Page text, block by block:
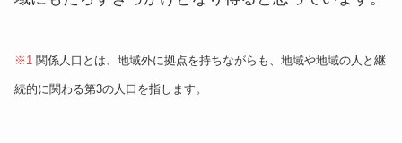
※1 関係人口とは、地域外に拠点を持ちながらも、地域や地域の人と継
続的に関わる第3の人口を指します。